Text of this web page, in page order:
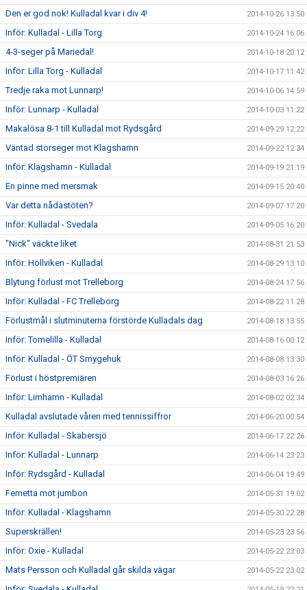
Den er god nok! Kulladal kvar i div 4! 2014-10-26 13:50
Inför: Kulladal - Lilla Torg 2014-10-24 16:06
4-3-seger på Mariedal! 2014-10-18 20:12
Inför: Lilla Torg - Kulladal 2014-10-17 11:42
Tredje raka mot Lunnarp! 2014-10-06 14:59
Inför: Lunnarp - Kulladal 2014-10-03 11:22
Makalösa 8-1 till Kulladal mot Rydsgård 2014-09-29 12:22
Väntad storseger mot Klagshamn 2014-09-22 12:34
Inför: Klagshamn - Kulladal 2014-09-19 21:19
En pinne med mersmak 2014-09-15 20:40
Var detta nådastöten? 2014-09-07 17:20
Inför: Kulladal - Svedala 2014-09-05 16:20
"Nick" väckte liket 2014-08-31 21:53
Inför: Höllviken - Kulladal 2014-08-29 13:10
Blytung förlust mot Trelleborg 2014-08-24 17:56
Inför: Kulladal - FC Trelleborg 2014-08-22 11:28
Förlustmål i slutminuterna förstörde Kulladals dag 2014-08-18 13:55
Inför: Tomelilla - Kulladal 2014-08-16 00:12
Inför: Kulladal - ÖT Smygehuk 2014-08-08 13:30
Förlust i höstpremiären 2014-08-03 16:26
Inför: Limhamn - Kulladal 2014-08-02 02:34
Kulladal avslutade våren med tennissiffror 2014-06-20 00:54
Inför: Kulladal - Skabersjö 2014-06-17 22:26
Inför: Kulladal - Lunnarp 2014-06-14 23:23
Inför: Rydsgård - Kulladal 2014-06-04 19:49
Femetta mot jumbon 2014-05-31 19:02
Inför: Kulladal - Klagshamn 2014-05-30 22:28
Superskrällen! 2014-05-23 23:56
Inför: Oxie - Kulladal 2014-05-22 23:03
Mats Persson och Kulladal går skilda vägar 2014-05-22 23:02